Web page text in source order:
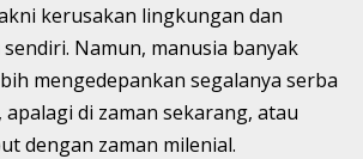
kerusakan lingkungan dan
Namun, manusia banyak
mengedepankan segalanya serba
di zaman sekarang, atau
dengan zaman milenial.